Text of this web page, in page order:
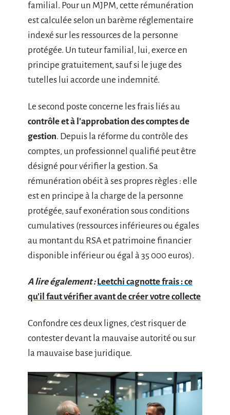
familial. Pour un MJPM, cette rémunération
est calculée selon un barème réglementaire
indexé sur les ressources de la personne
protégée. Un tuteur familial, lui, exerce en
principe gratuitement, sauf si le juge des
tutelles lui accorde une indemnité.
Le second poste concerne les frais liés au
contrôle et à l’approbation des comptes de
gestion. Depuis la réforme du contrôle des
comptes, un professionnel qualifié peut être
désigné pour vérifier la gestion. Sa
rémunération obéit à ses propres règles : elle
est en principe à la charge de la personne
protégée, sauf exonération sous conditions
cumulatives (ressources inférieures ou égales
au montant du RSA et patrimoine financier
disponible inférieur ou égal à 35 000 euros).
A lire également : Leetchi cagnotte frais : ce
qu'il faut vérifier avant de créer votre collecte
Confondre ces deux lignes, c’est risquer de
contester devant la mauvaise autorité ou sur
la mauvaise base juridique.